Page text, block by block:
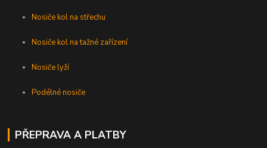
Nosiče kol na střechu
Nosiče kol na tažné zařízení
Nosiče lyží
Podélné nosiče
PŘEPRAVA A PLATBY